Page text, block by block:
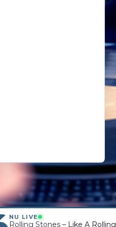
14 oktober 2025
NU LIVE
Rolling Stones – Like A Rolling